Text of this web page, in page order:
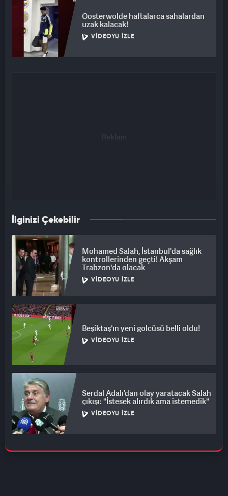
Oosterwolde haftalarca sahalardan
uzak kalacak!
VIDEOYU İZLE
İlginizi Çekebilir
Mohamed Salah, İstanbul'da sağlık
kontrollerinden geçti! Akşam
Trabzon'da olacak
VIDEOYU İZLE
Beşiktaş'ın yeni golcüsü belli oldu!
VIDEOYU İZLE
Serdal Adalı’dan olay yaratacak Salah
çıkışı: "İstesek alırdık ama istemedik"
VIDEOYU İZLE